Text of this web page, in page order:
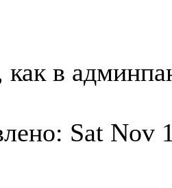
в
Sat Nov